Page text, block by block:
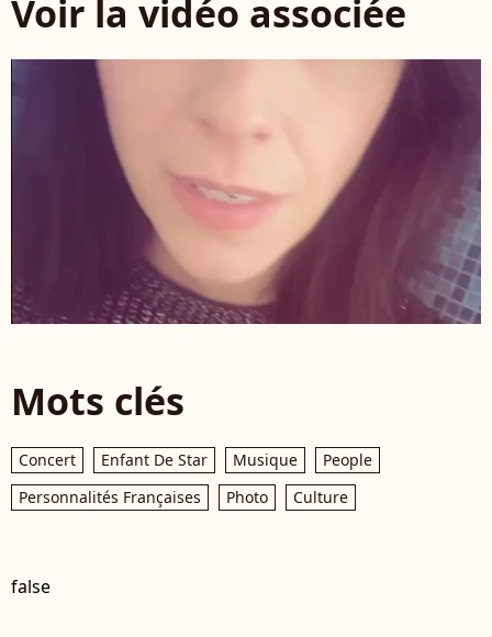
Voir la vidéo associée
Mots clés
Concert Enfant De Star Musique
People
Personnalités Françaises
Photo Culture
false